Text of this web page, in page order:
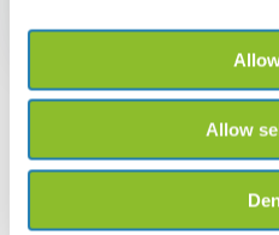
Allow
€ 68,-
Live chat